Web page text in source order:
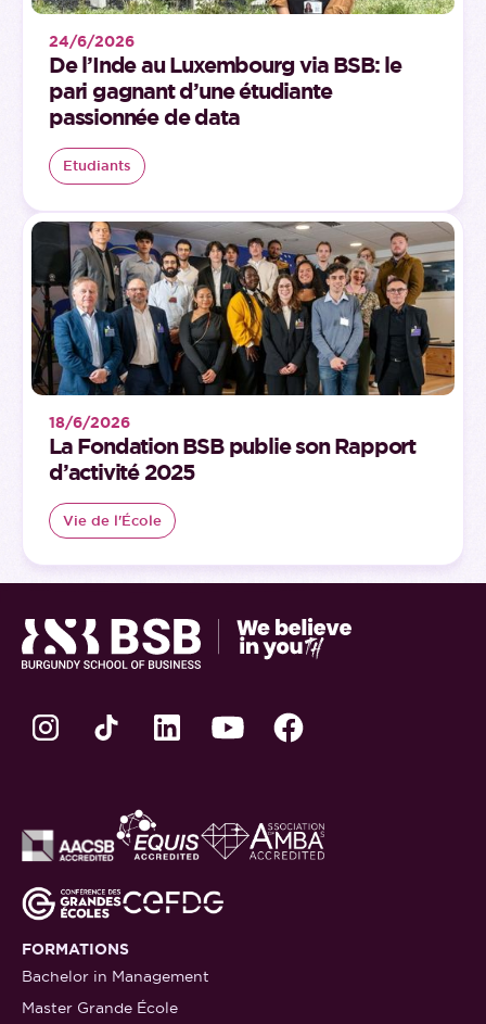
24/6/2026
De l’Inde au Luxembourg via BSB: le
pari gagnant d’une étudiante
passionnée de data
Etudiants
18/6/2026
La Fondation BSB publie son Rapport
d’activité 2025
Vie de l'École
FORMATIONS
Bachelor in Management
Master Grande École